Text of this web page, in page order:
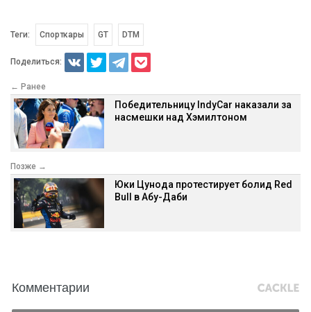
Теги: Спорткары GT DTM
Поделиться:
← Ранее
Победительницу IndyCar наказали за
насмешки над Хэмилтоном
Позже →
Юки Цунода протестирует болид Red
Bull в Абу-Даби
Комментарии